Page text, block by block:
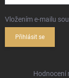
Vložením e-mailu
Přihlásit se
Hodnocení